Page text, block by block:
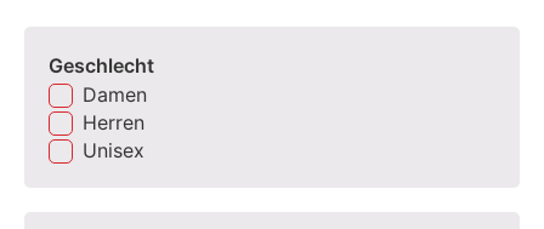
Geschlecht
Damen
Herren
Unisex